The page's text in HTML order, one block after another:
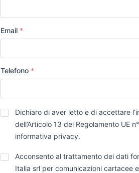
Email *
Telefono *
Privacy*
Dichiaro di aver letto e di accettare
dell’Articolo 13 del Regolamento UE
informativa privacy.
Trattamento
Dati
Acconsento al trattamento dei dati
Italia srl per comunicazioni cartacee